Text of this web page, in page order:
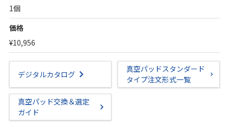
1個
価格
¥10,956
デジタルカタログ
真空パッドスタンダード
タイプ注文形式一覧
真空パッド交換＆選定
ガイド